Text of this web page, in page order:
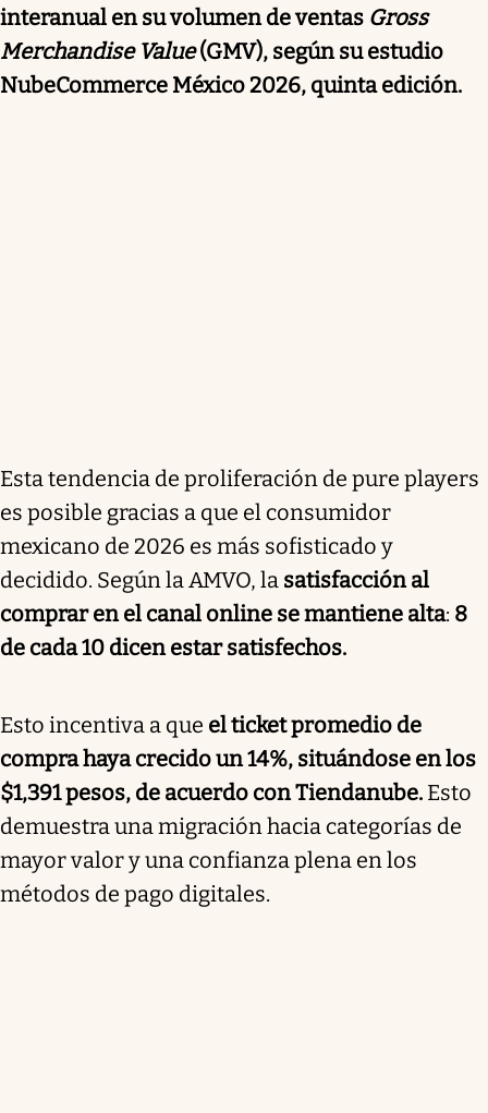
interanual en su volumen de ventas Gross
Merchandise Value(GMV), según su estudio
NubeCommerce México 2026, quinta edición.
Esta tendencia de proliferación de pure players
es posible gracias a que el consumidor
mexicano de 2026 es más sofisticado y
decidido. Según la AMVO, la satisfacción al
comprar en el canal online se mantiene alta: 8
de cada 10 dicen estar satisfechos.
Esto incentiva a que el ticket promedio de
compra haya crecido un 14%, situándose en los
$1,391 pesos, de acuerdo con Tiendanube. Esto
demuestra una migración hacia categorías de
mayor valor y una confianza plena en los
métodos de pago digitales.